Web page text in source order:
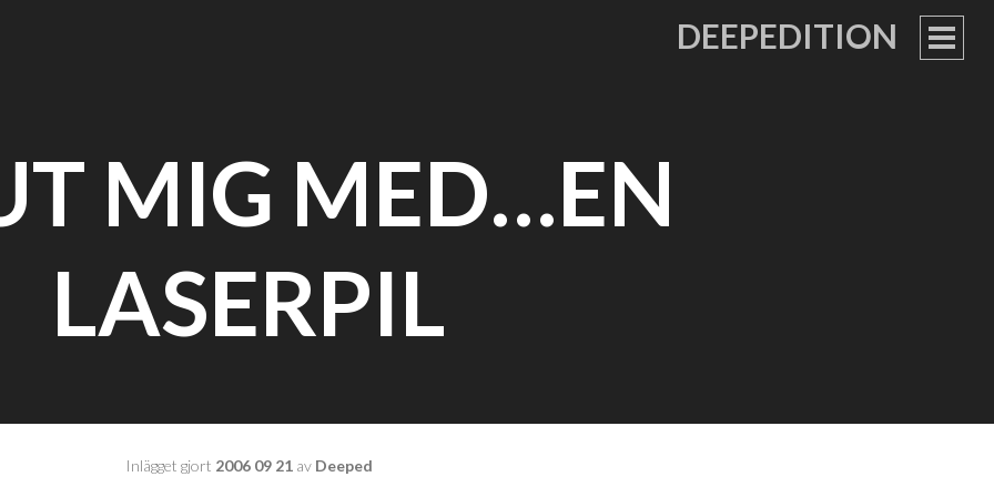
DEEPEDITION
MIG MED…EN
LASERPIL
Inlägget gjort 2006 09 21av Deeped